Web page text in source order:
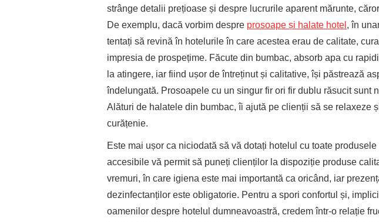
strânge detalii prețioase și despre lucrurile aparent mărunte,
De exemplu, dacă vorbim despre prosoape și halate hotel , în
tentați să revină în hotelurile în care acestea erau de calitate,
impresia de prospețime. Făcute din bumbac, absorb apa cu
la atingere, iar fiind ușor de întreținut și calitative, își păstrează
îndelungată. Prosoapele cu un singur fir ori fir dublu răsucit sunt
Alături de halatele din bumbac, îi ajută pe clienții să se relaxeze
curățenie.
Este mai ușor ca niciodată să vă dotați hotelul cu toate
accesibile vă permit să puneți clienților la dispoziție produse
vremuri, în care igiena este mai importantă ca oricând, iar
dezinfectanților este obligatorie. Pentru a spori confortul și,
oamenilor despre hotelul dumneavoastră, credem într-o relație